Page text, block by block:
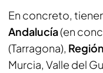
En concreto,
Andalucía(en
(Tarragona),
Murcia, Valle del